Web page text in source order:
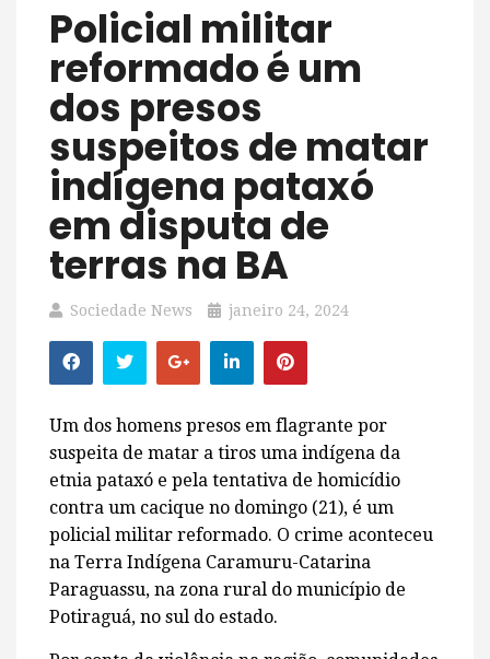
Policial militar
reformado é um
dos presos
suspeitos de matar
indígena pataxó
em disputa de
terras na BA
Sociedade News janeiro 24, 2024
Um dos homens presos em flagrante por
suspeita de matar a tiros uma indígena da
etnia pataxó e pela tentativa de homicídio
contra um cacique no domingo (21), é um
policial militar reformado. O crime aconteceu
na Terra Indígena Caramuru-Catarina
Paraguassu, na zona rural do município de
Potiraguá, no sul do estado.